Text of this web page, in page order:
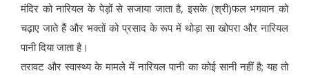
मंदिर को नारियल के पेड़ों से सजाया जाता है, इसके (श्री)फल भगवान को
चढ़ाए जाते हैं और भक्तों को प्रसाद के रूप में थोड़ा सा खोपरा और नारियल
पानी दिया जाता है।
तरावट और स्वास्थ्य के मामले में नारियल पानी का कोई सानी नहीं है; यह तो